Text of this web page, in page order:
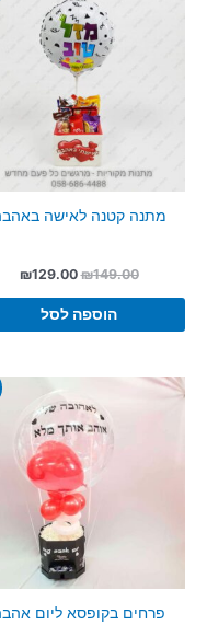
מתנה קטנה לאישה
₪149.00
המחיר
היה:
₪129.00
הוספה לסל
פרחים בקופסא ליום